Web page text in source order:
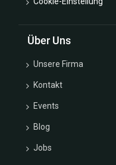
Über Uns
Unsere Firma
Kontakt
Events
Blog
Jobs